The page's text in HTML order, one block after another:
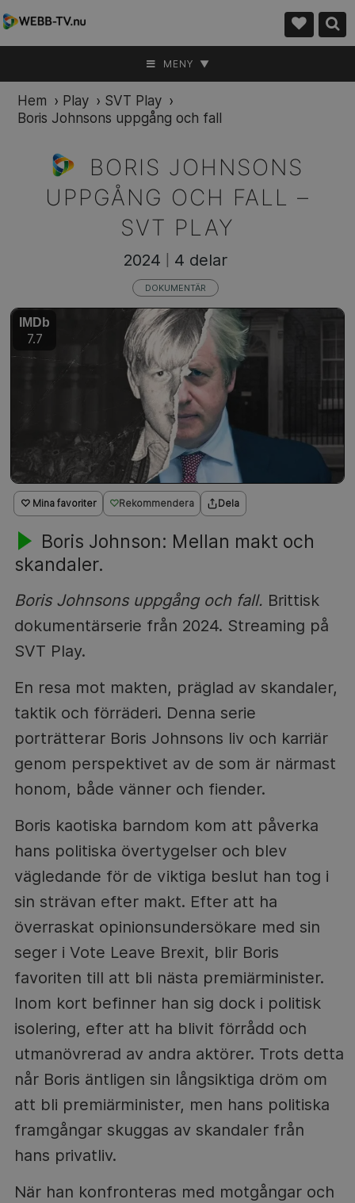
MENY ▼
Hem › Play › SVT Play ›
Boris Johnsons uppgång och fall
BORIS JOHNSONS
UPPGÅNG OCH FALL –
SVT PLAY
♡ Mina favoriter Rekommendera Dela
Boris Johnson: Mellan makt och
skandaler.
Boris Johnsons uppgång och fall. Brittisk
dokumentärserie från 2024. Streaming på
SVT Play.
En resa mot makten, präglad av skandaler,
taktik och förräderi. Denna serie
porträtterar Boris Johnsons liv och karriär
genom perspektivet av de som är närmast
honom, både vänner och fiender.
Boris kaotiska barndom kom att påverka
hans politiska övertygelser och blev
vägledande för de viktiga beslut han tog i
sin strävan efter makt. Efter att ha
överraskat opinionsundersökare med sin
seger i Vote Leave Brexit, blir Boris
favoriten till att bli nästa premiärminister.
Inom kort befinner han sig dock i politisk
isolering, efter att ha blivit förrådd och
utmanövrerad av andra aktörer. Trots detta
når Boris äntligen sin långsiktiga dröm om
att bli premiärminister, men hans politiska
framgångar skuggas av skandaler från
hans privatliv.
När han konfronteras med motgångar och
2024 4 delar
DOKUMENTÄR
IMDb
7.7